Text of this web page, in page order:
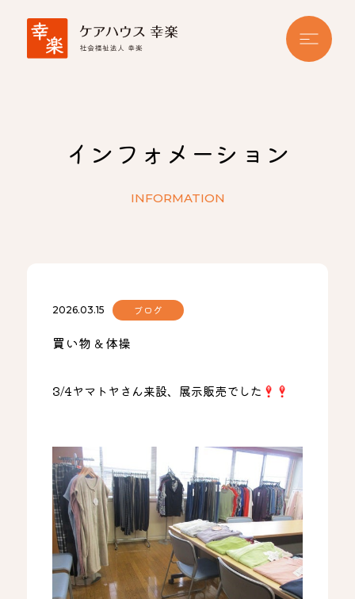
インフォメーション
INFORMATION
2026.03.15 ブログ
買い物＆体操
3/4ヤマトヤさん来設、展示販売でした